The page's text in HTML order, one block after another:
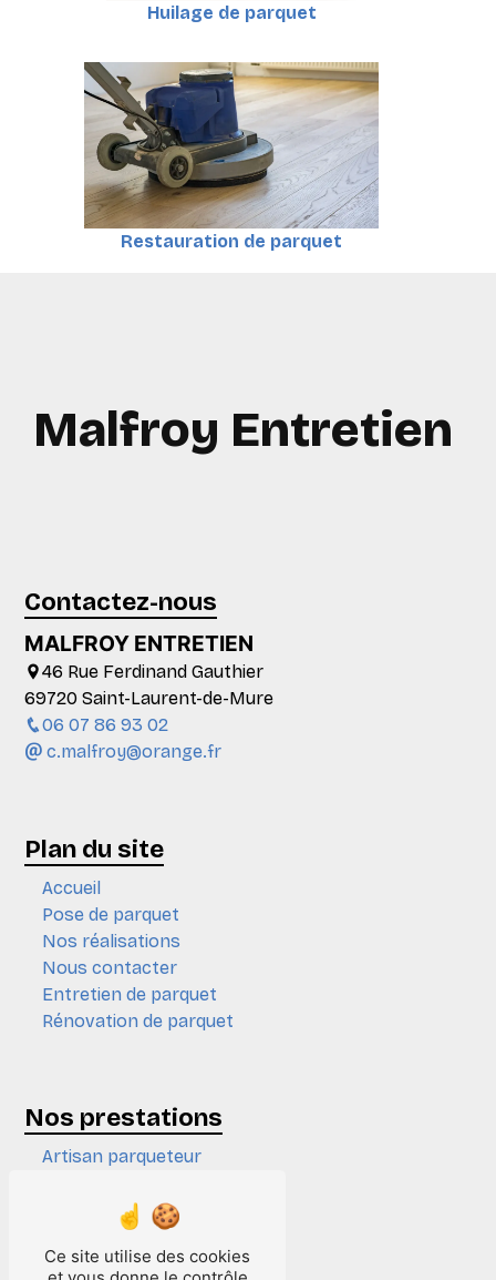
Huilage de parquet
Restauration de parquet
Malfroy Entretien
Contactez-nous
MALFROY ENTRETIEN
46 Rue Ferdinand Gauthier
69720 Saint-Laurent-de-Mure
06 07 86 93 02
c.malfroy@orange.fr
Plan du site
Accueil
Pose de parquet
Nos réalisations
Nous contacter
Entretien de parquet
Rénovation de parquet
Nos prestations
Artisan parqueteur
Expert en parquet
Entretien de parquet
Vitrification de parquet
Ce site utilise des cookies